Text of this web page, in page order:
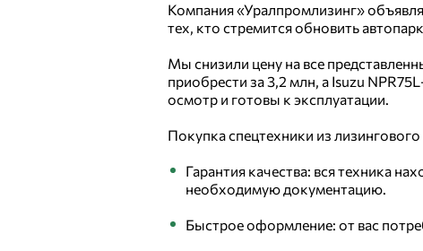
Компания «Уралпромлизинг»
тех, кто стремится обновить
Мы снизили цену на все
приобрести за 3,2 млн, а Isuzu
осмотр и готовы к эксплуатации.
Покупка спецтехники из
Гарантия качества: вся техника
необходимую документацию.
Быстрое оформление: от вас